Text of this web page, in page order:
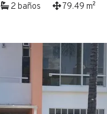
2 baños 79.49 m²